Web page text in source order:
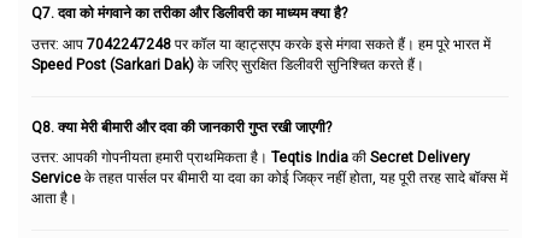
Q7. दवा को मंगवाने का तरीका और डिलीवरी का माध्यम क्या है?
उत्तर: आप 7042247248 पर कॉल या व्हाट्सएप करके इसे मंगवा सकते हैं। हम पूरे भारत में
Speed Post (Sarkari Dak) के जरिए सुरक्षित डिलीवरी सुनिश्चित करते हैं।
Q8. क्या मेरी बीमारी और दवा की जानकारी गुप्त रखी जाएगी?
उत्तर: आपकी गोपनीयता हमारी प्राथमिकता है। Teqtis India की Secret Delivery
Service के तहत पार्सल पर बीमारी या दवा का कोई जिक्र नहीं होता, यह पूरी तरह सादे बॉक्स में
आता है।